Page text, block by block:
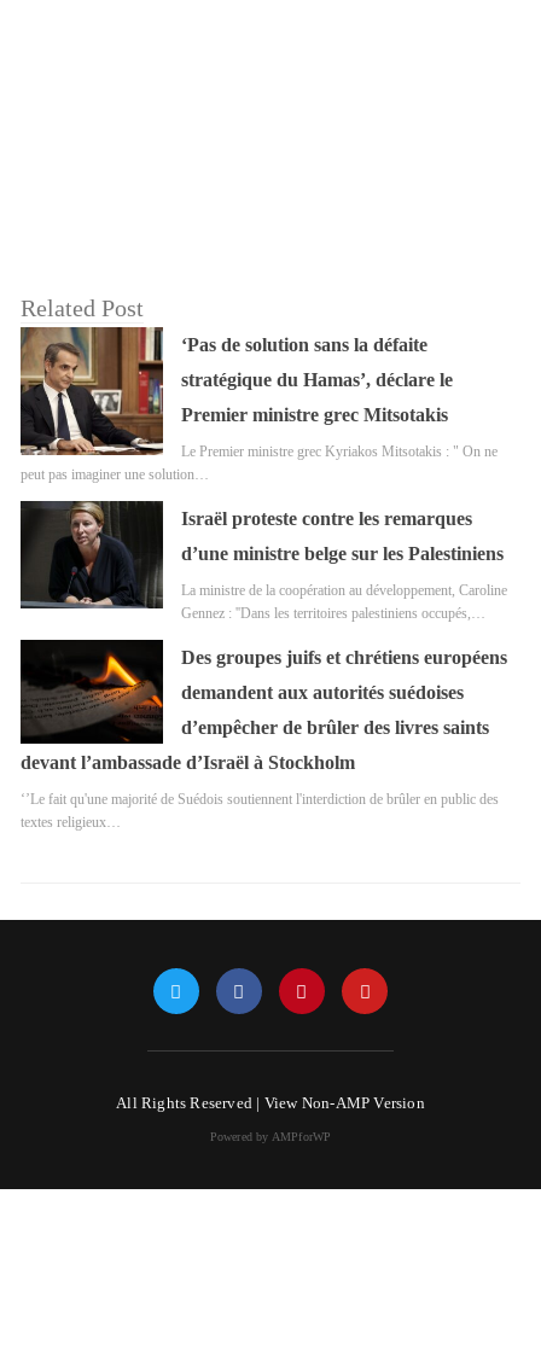
Related Post
‘Pas de solution sans la défaite
stratégique du Hamas’, déclare le
Premier ministre grec Mitsotakis
Le Premier ministre grec Kyriakos Mitsotakis : " On ne
peut pas imaginer une solution…
Israël proteste contre les remarques
d’une ministre belge sur les Palestiniens
La ministre de la coopération au développement, Caroline
Gennez : ''Dans les territoires palestiniens occupés,…
Des groupes juifs et chrétiens européens
demandent aux autorités suédoises
d’empêcher de brûler des livres saints
devant l’ambassade d’Israël à Stockholm
‘’Le fait qu'une majorité de Suédois soutiennent l'interdiction de brûler en public des
textes religieux…
All Rights Reserved | View Non-AMP Version
Powered by AMPforWP